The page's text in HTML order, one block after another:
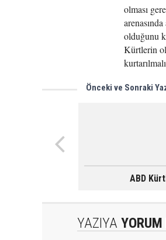
olması
olduğunu
Kürtlerin
Önceki ve Sonraki
ABD
YAZIYA